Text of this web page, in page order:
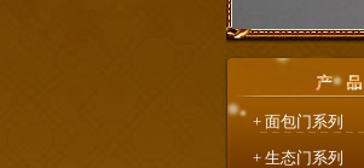
+ 面包门系列
+ 生态门系列